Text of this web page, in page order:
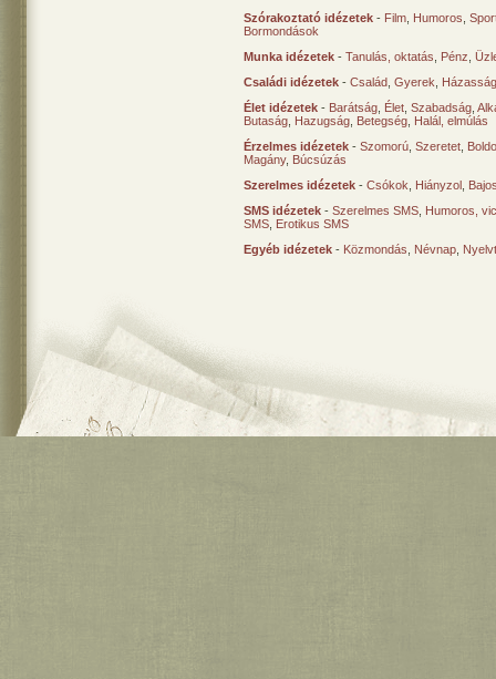
Szórakoztató idézetek - Film Humoros
Bormondások
Munka idézetek - Tanulás, oktatás Pénz
Családi idézetek - Család Gyerek
Élet idézetek - Barátság Élet Szabadság
Butaság Hazugság Betegség Halál, elmúlás
Érzelmes idézetek - Szomorú Szeretet
Magány, Búcsúzás
Szerelmes idézetek - Csókok Hiányzol
SMS idézetek - Szerelmes SMS Humoros,
SMS Erotikus SMS
Egyéb idézetek - Közmondás Névnap